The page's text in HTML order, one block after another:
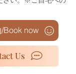
Book now
Us